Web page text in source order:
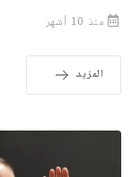
منذ 10 أشهر
المزيد